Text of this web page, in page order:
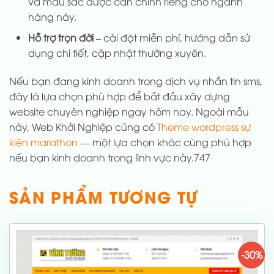
hàng này.
Hỗ trợ trọn đời– cài đặt miễn phí, hướng dẫn sử
dụng chi tiết, cập nhật thường xuyên.
Nếu bạn đang kinh doanh trong dịch vụ nhắn tin sms,
đây là lựa chọn phù hợp để bắt đầu xây dựng
website chuyên nghiệp ngay hôm nay. Ngoài mẫu
này, Web Khởi Nghiệp cũng cóTheme wordpress sự
kiện marathon — một lựa chọn khác cùng phù hợp
nếu bạn kinh doanh trong lĩnh vực này.747
SẢN PHẨM TƯƠNG TỰ
-30%